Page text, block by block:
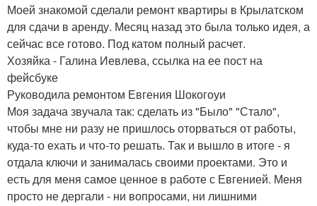
Моей знакомой сделали ремонт квартиры в Крылатском
для сдачи в аренду. Месяц назад это была только идея, а
сейчас все готово. Под катом полный расчет.
Хозяйка - Галина Иевлева, ссылка на ее пост на
фейсбуке
Руководила ремонтом Евгения Шокогоуи
Моя задача звучала так: сделать из "Было" "Стало",
чтобы мне ни разу не пришлось оторваться от работы,
куда-то ехать и что-то решать. Так и вышло в итоге - я
отдала ключи и занималась своими проектами. Это и
есть для меня самое ценное в работе с Евгенией. Меня
просто не дергали - ни вопросами, ни лишними